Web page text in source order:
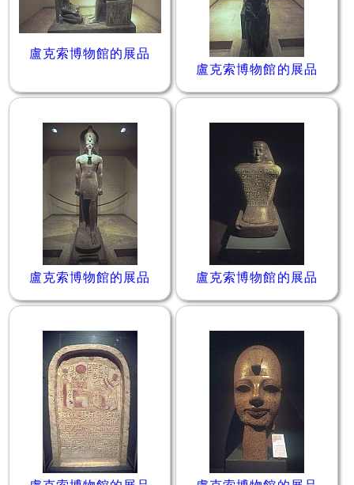
盧克索博物館的展品
盧克索博物館的展品
盧克索博物館的展品 盧克索博物館的展品